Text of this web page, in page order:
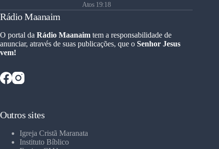
Atos 19:18
Rádio Maanaim
O portal da Rádio Maanaim tem a responsabilidade de
anunciar, através de suas publicações, que o Senhor Jesus
vem!
Outros sites
Igreja Cristã Maranata
Instituto Bíblico